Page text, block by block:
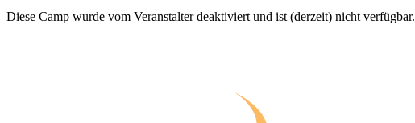
Diese Camp wurde vom Veranstalter deaktiviert und ist (derzeit) nicht verfügbar.